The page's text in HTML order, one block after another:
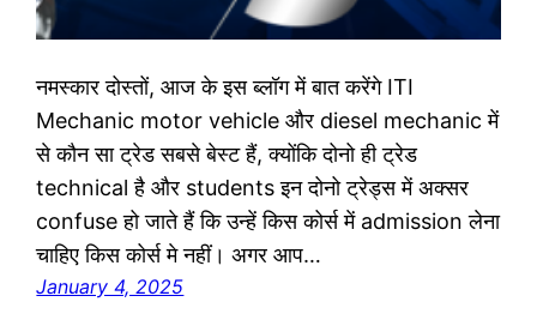
नमस्कार दोस्तों, आज के इस ब्लॉग में बात करेंगे ITI
Mechanic motor vehicle और diesel mechanic में
से कौन सा ट्रेड सबसे बेस्ट हैं, क्योंकि दोनो ही ट्रेड
technical है और students इन दोनो ट्रेड्स में अक्सर
confuse हो जाते हैं कि उन्हें किस कोर्स में admission लेना
चाहिए किस कोर्स मे नहीं। अगर आप…
January 4, 2025